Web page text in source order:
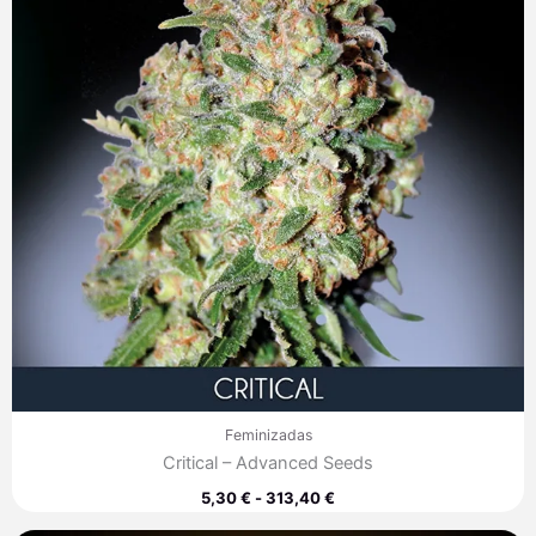
Feminizadas
Critical – Advanced Seeds
5,30€-313,40€
hasta
313,40 €